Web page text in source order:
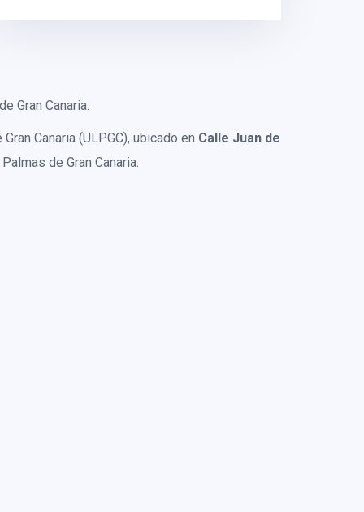
Gran Canaria.
Canaria (ULPGC), ubicado en Calle Juan de
de Gran Canaria.